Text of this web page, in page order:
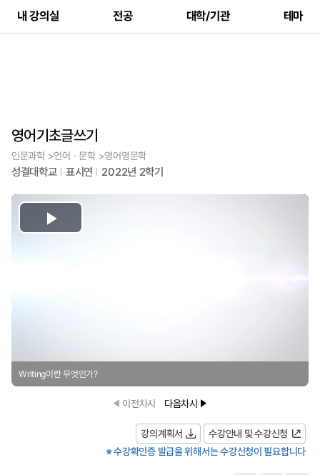
내 강의실 전공 대학/기관 테마
영어기초글쓰기
인문과학 >언어ㆍ문학 >영어영문학
성결대학교 표시연 2022년 2학기
Play
Writing이란 무엇인가?
이전차시 다음차시
강의계획서
수강안내 및 수강신청
※ 수강확인증 발급을 위해서는 수강신청이 필요합니다